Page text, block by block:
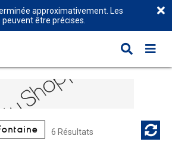
approximativement. Les
être précises.
6 Résultats